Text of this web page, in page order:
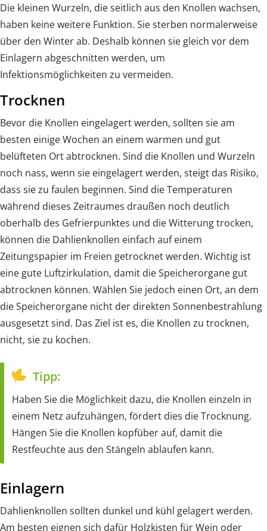
Die kleinen Wurzeln, die seitlich aus den Knollen wachsen,
haben keine weitere Funktion. Sie sterben normalerweise
über den Winter ab. Deshalb können sie gleich vor dem
Einlagern abgeschnitten werden, um
Infektionsmöglichkeiten zu vermeiden.
Trocknen
Bevor die Knollen eingelagert werden, sollten sie am
besten einige Wochen an einem warmen und gut
belüfteten Ort abtrocknen. Sind die Knollen und Wurzeln
noch nass, wenn sie eingelagert werden, steigt das Risiko,
dass sie zu faulen beginnen. Sind die Temperaturen
während dieses Zeitraumes draußen noch deutlich
oberhalb des Gefrierpunktes und die Witterung trocken,
können die Dahlienknollen einfach auf einem
Zeitungspapier im Freien getrocknet werden. Wichtig ist
eine gute Luftzirkulation, damit die Speicherorgane gut
abtrocknen können. Wählen Sie jedoch einen Ort, an dem
die Speicherorgane nicht der direkten Sonnenbestrahlung
ausgesetzt sind. Das Ziel ist es, die Knollen zu trocknen,
nicht, sie zu kochen.
Tipp:
Haben Sie die Möglichkeit dazu, die Knollen einzeln in
einem Netz aufzuhängen, fördert dies die Trocknung.
Hängen Sie die Knollen kopfüber auf, damit die
Restfeuchte aus den Stängeln ablaufen kann.
Einlagern
Dahlienknollen sollten dunkel und kühl gelagert werden.
Am besten eignen sich dafür Holzkisten für Wein oder